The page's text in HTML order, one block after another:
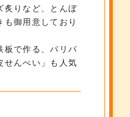
炙りなど、とんぼ
も御用意しており
板で作る、パリパ
せんべい」も人気